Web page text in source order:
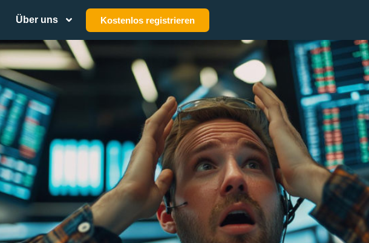
Über uns Kostenlos registrieren